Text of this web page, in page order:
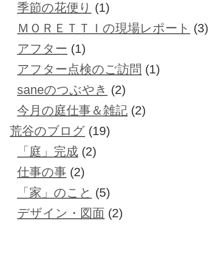
季節の花便り (1)
ＭＯＲＥＴＴＩの現場レポート (3)
アフター (1)
アフター点検のご訪問 (1)
saneのつぶやき (2)
今月の庭仕事＆雑記 (2)
荒谷のブログ (19)
「庭」完成 (2)
仕事の事 (2)
「家」のこと (5)
デザイン・図面 (2)